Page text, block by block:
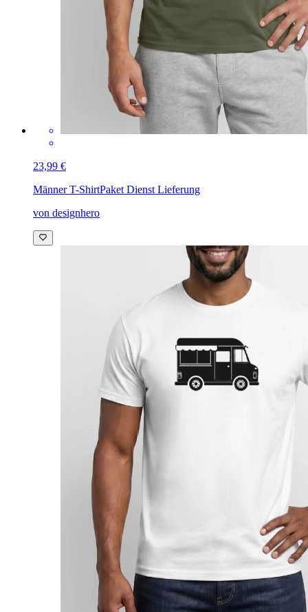
23,99 €
Männer T-ShirtPaket Dienst Lieferung
von designhero